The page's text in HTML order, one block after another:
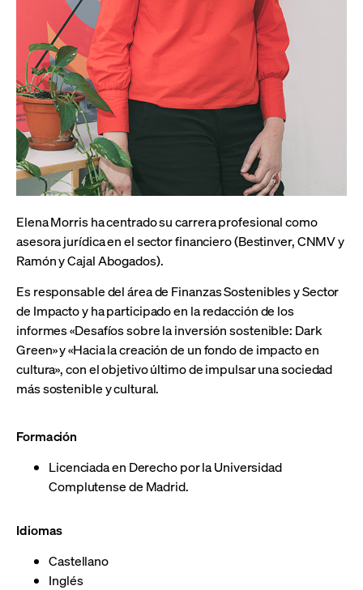
Elena Morris ha centrado su carrera profesional como
asesora jurídica en el sector financiero (Bestinver, CNMV y
Ramón y Cajal Abogados).
Es responsable del área de Finanzas Sostenibles y Sector
de Impacto y ha participado en la redacción de los
informes «Desafíos sobre la inversión sostenible: Dark
Green» y «Hacia la creación de un fondo de impacto en
cultura», con el objetivo último de impulsar una sociedad
más sostenible y cultural.
Formación
Licenciada en Derecho por la Universidad
Complutense de Madrid.
Idiomas
Castellano
Inglés